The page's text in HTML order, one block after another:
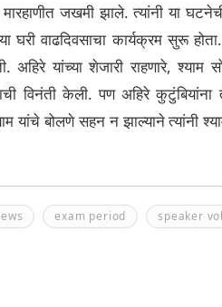
जखमी झाले. त्यांनी या
घरी वाढदिवसाचा कार्यक्रम सुरू
यांच्या शेजारी राहणारे, श्याम
विनंती केली. पण अहिरे कुटुंबियांना
यांचे बोलणे सहन न झाल्याने त्यांनी
exam period speaker